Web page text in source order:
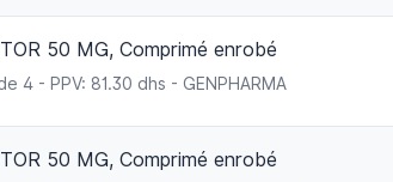
50 MG, Comprimé enrobé
4 - PPV: 81.30 dhs - GENPHARMA
50 MG, Comprimé enrobé